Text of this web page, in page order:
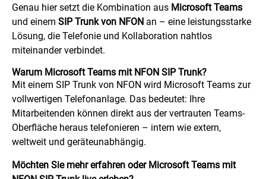
Genau hier setzt die Kombination aus Microsoft Teams
und einem SIP Trunk von NFON an – eine leistungsstarke
Lösung, die Telefonie und Kollaboration nahtlos
miteinander verbindet.
Warum Microsoft Teams mit NFON SIP Trunk?
Mit einem SIP Trunk von NFON wird Microsoft Teams zur
vollwertigen Telefonanlage. Das bedeutet: Ihre
Mitarbeitenden können direkt aus der vertrauten Teams-
Oberfläche heraus telefonieren – intern wie extern,
weltweit und geräteunabhängig.
Möchten Sie mehr erfahren oder Microsoft Teams mit